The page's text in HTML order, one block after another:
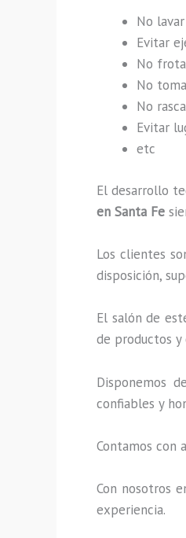
No
Evitar
No
No
No
Evitar
etc
El desarrollo
en Santa Fe
Los clientes
disposición,
El salón de
de productos y
Disponemos
confiables y
Contamos con
Con nosotros
experiencia.